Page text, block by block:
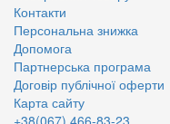
Контакти
Персональна знижка
Допомога
Партнерська програма
Договір публічної оферти
Карта сайту
+38(067) 466-83-23